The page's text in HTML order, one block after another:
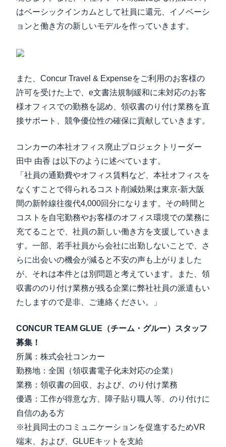
はベーシックインカムとして社員に還元、イノベーシ
ョンと働き方の新しいモデルを作っていきます。
また、Concur Travel & Expenseをご利用のお客様の
許可を受けた上で、e文書法規制緩和に未対応のお客
様オフィスでの勤務を認め、領収書のり付け業務を直
接サポート、競争優位性の確保に貢献していきます。
コンカーの本社オフィス廃止プロジェクトリーダー
田中 由香 は以下のように述べています。
「社員の通勤費やオフィス賃料など、本社オフィスを
なくすことで得られるコスト削減効果は東京-新大阪
間の新幹線往復代4,000回分になります。その時間と
コストを自宅勤務やお客様のオフィス環境での業務に
充てることで、社員の新しい働き方を支援していきま
す。一部、若手社員から会社に出勤しないことで、さ
らに出会いの機会が減ると不安の声も上がりました
が、それは本件とは別問題と考えています。また、領
収書ののり付け業務が残る企業に弊社社員の派遣もい
たしますので是非、ご連絡ください。」
CONCUR TEAM GLUE（チーム・グルー）スタッフ
募集！
所属：株式会社コンカー
勤務地：全国（領収書電子化未対応の企業）
業務：領収書の回収、および、のり付け業務
優遇：工作が得意な方、障子貼り職人等、のり付けに
自信のある方
※社員同士のコミュニケーションを促進するためVR
端末、および、GLUEキットを支給